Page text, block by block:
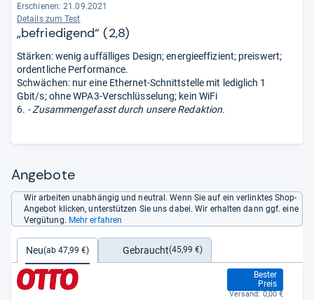
Erschienen: 21.09.2021
Details zum Test
„befriedigend“ (2,8)
Stärken: wenig auffälliges Design; energieeffizient; preiswert;
ordentliche Performance.
Schwächen: nur eine Ethernet-Schnittstelle mit lediglich 1
Gbit/s; ohne WPA3-Verschlüsselung; kein WiFi
6. - Zusammengefasst durch unsere Redaktion.
Angebote
Wir arbeiten unabhängig und neutral. Wenn Sie auf ein verlinktes Shop-
Angebot klicken, unterstützen Sie uns dabei. Wir erhalten dann ggf. eine
Vergütung. Mehr erfahren
Neu(ab 47,99 €) Gebraucht(45,99 €)
Bester
Preis
47,99 €
Versand: 0,00 €